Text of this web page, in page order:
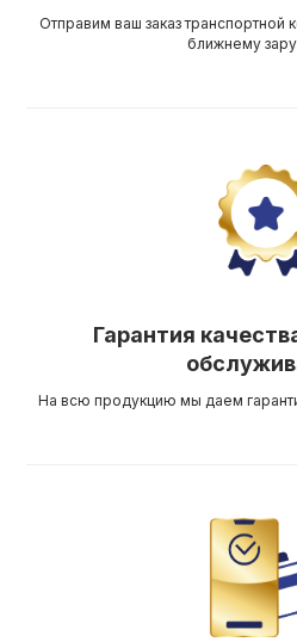
Отправим ваш заказ транспортной
ближнему
Гарантия
На всю продукцию мы даем